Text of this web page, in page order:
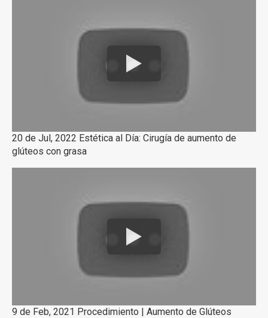
20 de Jul, 2022 Estética al Día: Cirugía de aumento de
glúteos con grasa
9 de Feb, 2021 Procedimiento | Aumento de Glúteos